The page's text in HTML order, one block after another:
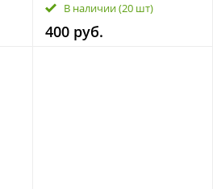
В наличии(20 шт)
400 руб.